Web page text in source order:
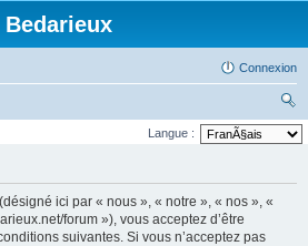
Bedarieux
Connexion
ec
ch
Langue :
ici par « nous », « notre », « nos », «
forum »), vous acceptez d’être
suivantes. Si vous n’acceptez pas